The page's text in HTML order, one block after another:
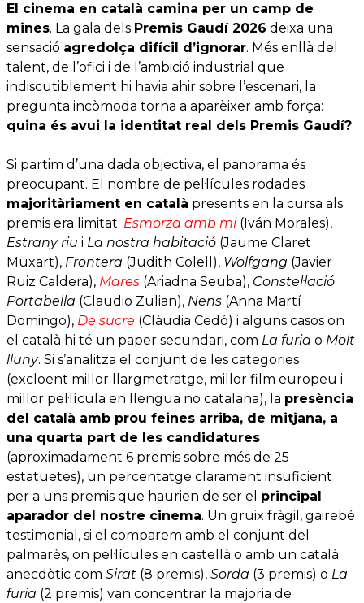
El cinema en català camina per un camp de
mines. La gala dels Premis Gaudí 2026 deixa una
sensació agredolça difícil d’ignorar. Més enllà del
talent, de l’ofici i de l’ambició industrial que
indiscutiblement hi havia ahir sobre l’escenari, la
pregunta incòmoda torna a aparèixer amb força:
quina és avui la identitat real dels Premis Gaudí?
Si partim d’una dada objectiva, el panorama és
preocupant. El nombre de pel·lícules rodades
majoritàriament en català presents en la cursa als
premis era limitat: Esmorza amb mi(Iván Morales),
Estrany riu i La nostra habitació (Jaume Claret
Muxart), Frontera (Judith Colell), Wolfgang (Javier
Ruiz Caldera), Mares (Ariadna Seuba), Constel·lació
Portabella (Claudio Zulian), Nens (Anna Martí
Domingo), De sucre (Clàudia Cedó) i alguns casos on
el català hi té un paper secundari, com La furia o Molt
lluny. Si s’analitza el conjunt de les categories
(excloent millor llargmetratge, millor film europeu i
millor pel·lícula en llengua no catalana), la presència
del català amb prou feines arriba, de mitjana, a
una quarta part de les candidatures
(aproximadament 6 premis sobre més de 25
estatuetes), un percentatge clarament insuficient
per a uns premis que haurien de ser el principal
aparador del nostre cinema. Un gruix fràgil, gairebé
testimonial, si el comparem amb el conjunt del
palmarès, on pel·lícules en castellà o amb un català
anecdòtic com Sirat (8 premis), Sorda (3 premis) o La
furia (2 premis) van concentrar la majoria de